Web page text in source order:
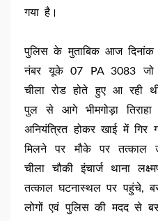
गया है।
पुलिस के मुताबिक आज
नंबर यूके 07 PA 3083
चीला रोड होते हुए आ रही
पुल से आगे भीमगोड़ा
अनियंत्रित होकर खाई में
मिलने पर मौके पर तत्काल
चीला चौकी इंचार्ज थाना
तत्काल घटनास्थल पर पहुंचे,
लोगों एवं पुलिस की मदद से